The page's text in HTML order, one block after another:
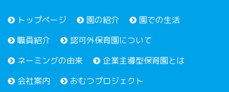
トップページ 園の紹介
園での生活
職員紹介
認可外保育園について
ネーミングの由来
企業主導型保育園とは
会社案内
おむつプロジェクト